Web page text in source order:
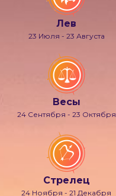
Лев
23 Июля - 23 Августа
Весы
24 Сентября - 23 Октября
Стрелец
24 Ноября - 21 Декабря